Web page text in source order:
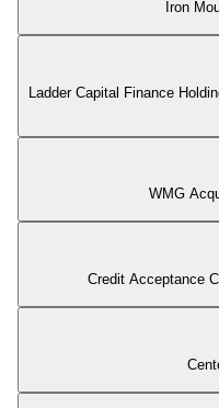
Iron
Ladder Capital Finance
WMG
Credit Acceptance